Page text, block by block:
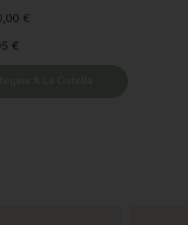
€
€